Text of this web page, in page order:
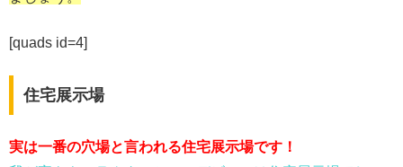
[quads id=4]
住宅展示場
実は一番の穴場と言われる住宅展示場です！